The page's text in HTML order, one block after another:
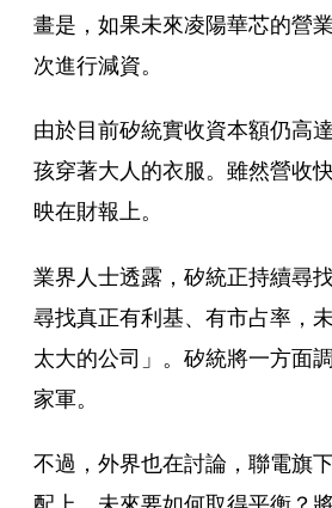
畫是，如果未來凌陽華芯的營
次進行減資。
由於目前矽統實收資本額仍高
孩穿著大人的衣服。雖然營收
映在財報上。
業界人士透露，矽統正持續尋
尋找真正有利基、有市占率，
太大的公司」。矽統將一方面
家軍。
不過，外界也在討論，聯電旗